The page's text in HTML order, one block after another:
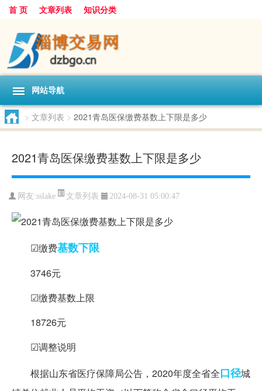
首 页 文章列表 知识分类
网站导航
> 文章列表 > 2021青岛医保缴费基数上下限是多少
2021青岛医保缴费基数上下限是多少
网友:sslake 文章列表 2024-08-31 05:00:47
☑缴费基数下限
3746元
☑缴费基数上限
18726元
☑调整说明
根据山东省医疗保障局公告，2020年度全省全口径城